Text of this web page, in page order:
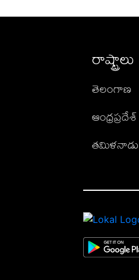
రాష్ట్రాలు
తెలంగాణ
ఆంధ్రప్రదేశ్
తమిళనాడు